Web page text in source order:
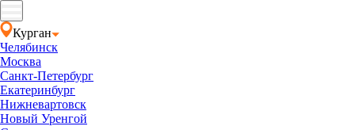
Курган
Челябинск
Москва
Санкт-Петербург
Екатеринбург
Нижневартовск
Новый Уренгой